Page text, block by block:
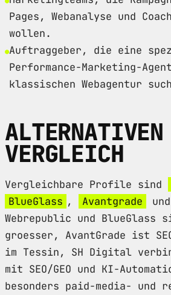
Pages, Webanalyse und
wollen.
Auftraggeber, die eine
Performance-Marketing-
klassischen Webagentur
VERGLEICH
Vergleichbare Profile sind
BlueGlass , Avantgrade und
Webrepublic und BlueGlass
groesser, AvantGrade ist
im Tessin, SH Digital
mit SEO/GEO und KI-
besonders paid-media- und